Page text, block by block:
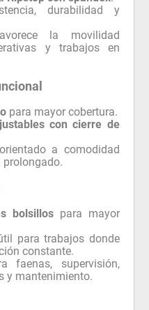
durabilidad y
la movilidad
y trabajos en
para mayor cobertura.
con cierre de
a comodidad
prolongado.
bolsillospara mayor
para trabajos donde
constante.
faenas, supervisión,
y mantenimiento.